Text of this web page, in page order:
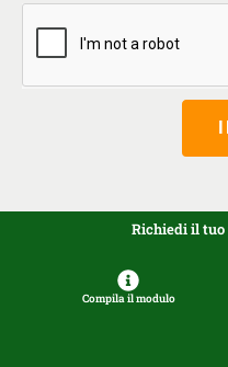
Richiedi il
Compila il modulo